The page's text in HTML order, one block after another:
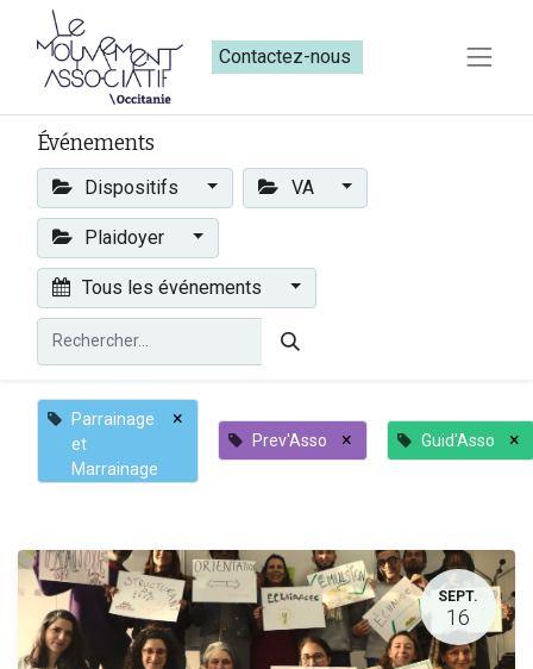
Contactez-nous​​
Événements
Dispositifs VA
Plaidoyer
Tous les événements
Parrainage
et
Marrainage
×
Prev'Asso × Guid'Asso ×
SEPT.
16